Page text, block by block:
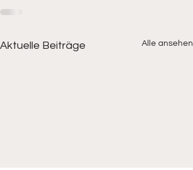
Aktuelle Beiträge Alle ansehen